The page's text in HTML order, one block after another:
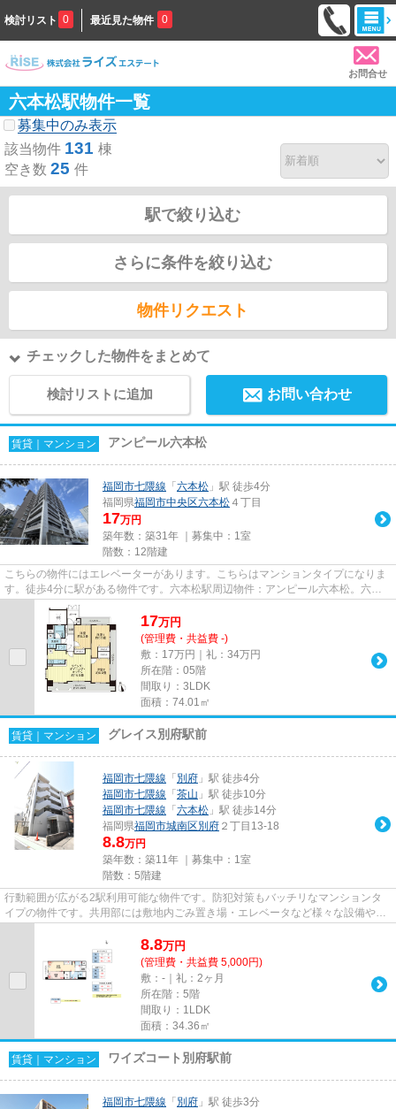
検討リスト 0 最近見た物件 0
お問合せ
六本松駅物件一覧
募集中のみ表示
該当物件 131 棟
空き数 25 件
駅で絞り込む
さらに条件を絞り込む
物件リクエスト
チェックした物件をまとめて
検討リストに追加 お問い合わせ
賃貸｜マンション アンピール六本松
福岡市七隈線 「 六本松 」駅 徒歩4分
福岡県福岡市中央区六本松 ４丁目
17万円
築年数：築31年 ｜募集中： 1室
階数：12階建
こちらの物件にはエレベーターがあります。こちらはマンションタイプになりま
す。徒歩4分に駅がある物件です。六本松駅周辺物件：アンピール六本松。六本
松周辺での住まい探しをライズ...
17万円
(管理費・共益費 -)
敷：17万円｜礼：34万円
所在階：05階
間取り：3LDK
面積：74.01㎡
賃貸｜マンション グレイス別府駅前
福岡市七隈線 「 別府 」駅 徒歩4分
福岡市七隈線 「 茶山 」駅 徒歩10分
福岡市七隈線 「 六本松 」駅 徒歩14分
福岡県福岡市城南区別府 ２丁目13-18
8.8万円
築年数：築11年 ｜募集中： 1室
階数：5階建
行動範囲が広がる2駅利用可能な物件です。防犯対策もバッチリなマンションタ
イプの物件です。共用部には敷地内ごみ置き場・エレベータなど様々な設備やサ
8.8万円
(管理費・共益費 5,000円)
敷：-｜礼：2ヶ月
所在階：5階
間取り：1LDK
面積：34.36㎡
賃貸｜マンション ワイズコート別府駅前
福岡市七隈線 「 別府 」駅 徒歩3分